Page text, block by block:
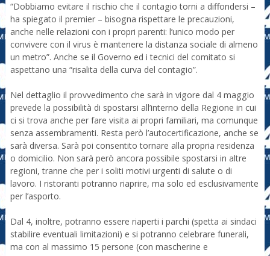
“Dobbiamo evitare il rischio che il contagio torni a diffondersi –
ha spiegato il premier – bisogna rispettare le precauzioni,
anche nelle relazioni con i propri parenti: l’unico modo per
convivere con il virus è mantenere la distanza sociale di almeno
un metro”. Anche se il Governo ed i tecnici del comitato si
aspettano una “risalita della curva del contagio”.
Nel dettaglio il provvedimento che sarà in vigore dal 4 maggio
prevede la possibilità di spostarsi all’interno della Regione in cui
ci si trova anche per fare visita ai propri familiari, ma comunque
senza assembramenti. Resta però l’autocertificazione, anche se
sarà diversa. Sarà poi consentito tornare alla propria residenza
o domicilio. Non sarà però ancora possibile spostarsi in altre
regioni, tranne che per i soliti motivi urgenti di salute o di
lavoro. I ristoranti potranno riaprire, ma solo ed esclusivamente
per l’asporto.
Dal 4, inoltre, potranno essere riaperti i parchi (spetta ai sindaci
stabilire eventuali limitazioni) e si potranno celebrare funerali,
ma con al massimo 15 persone (con mascherine e